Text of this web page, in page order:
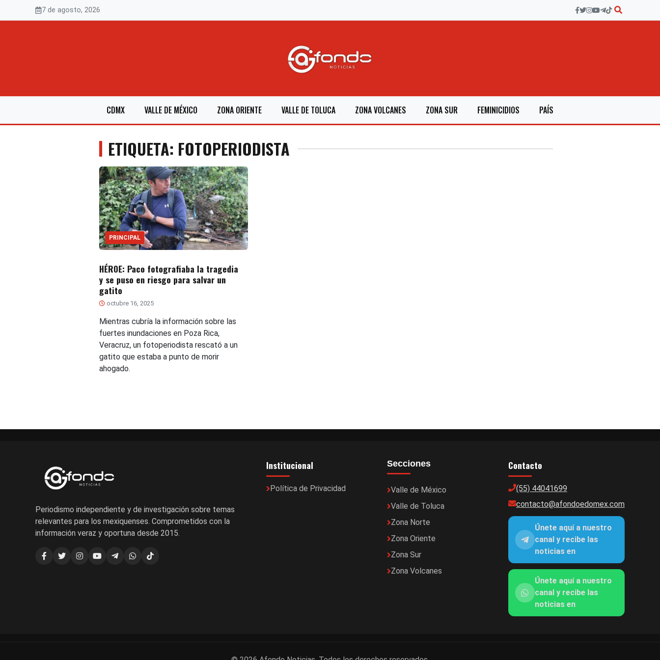
7 de agosto, 2026
CDMX VALLE DE MÉXICO ZONA ORIENTE VALLE DE TOLUCA ZONA VOLCANES ZONA SUR FEMINICIDIOS PAÍS
ETIQUETA: FOTOPERIODISTA
PRINCIPAL
HÉROE: Paco fotografiaba la tragedia
y se puso en riesgo para salvar un
gatito
octubre 16, 2025
Mientras cubría la información sobre las
fuertes inundaciones en Poza Rica,
Veracruz, un fotoperiodista rescató a un
gatito que estaba a punto de morir
ahogado.
Periodismo independiente y de investigación sobre temas
relevantes para los mexiquenses. Comprometidos con la
información veraz y oportuna desde 2015.
Institucional
Política de Privacidad
Secciones
Valle de México
Valle de Toluca
Zona Norte
Zona Oriente
Zona Sur
Zona Volcanes
Contacto
(55) 44041699
contacto@afondoedomex.com
Únete aquí a nuestro
canal y recibe las
noticias en
Únete aquí a nuestro
canal y recibe las
noticias en